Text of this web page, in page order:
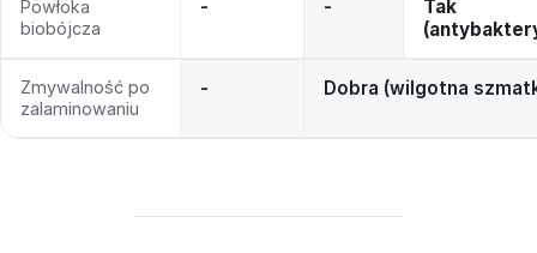
Powłoka
biobójcza
- -
Tak
Zmywalność po
zalaminowaniu
- Dobra (wilgotna